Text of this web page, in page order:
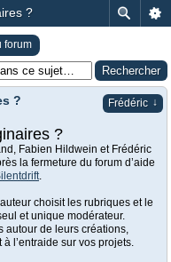
?
forum
Frédéric ↓
?
?
Fabien Hildwein et Frédéric
la fermeture du forum d’aide
.
choisit les rubriques et le
et unique modérateur.
autour de leurs créations,
l’entraide sur vos projets.